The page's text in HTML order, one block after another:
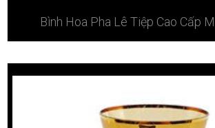
Bình Hoa Pha Lê Tiệp Cao Cấp